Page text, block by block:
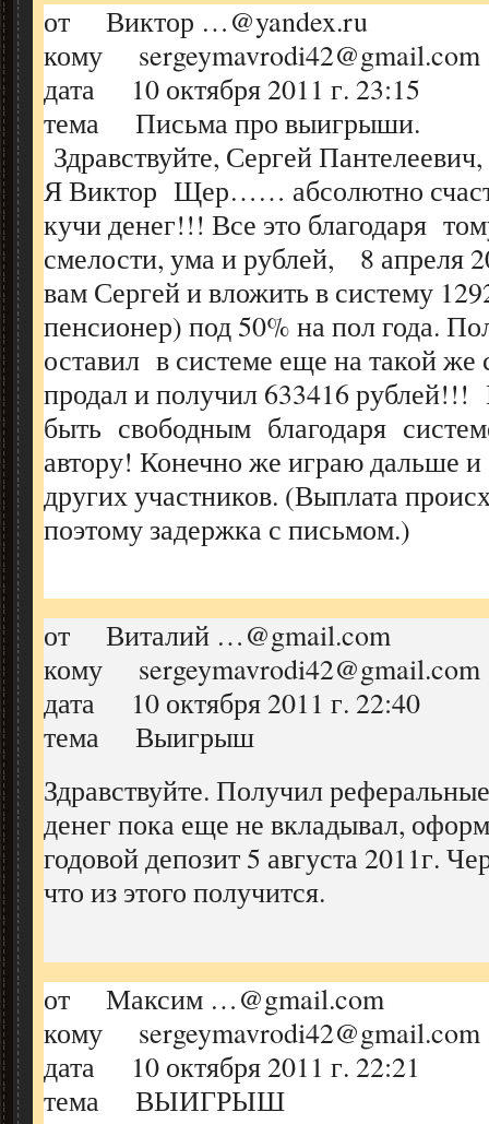
от Виктор …@yandex.ru
кому sergeymavrodi42@gmail.com
дата 10 октября 2011 г. 23:15
тема Письма про выигрыши.
Здравствуйте, Сергей Пантелеевич,
Я Виктор Щер…… абсолютно
кучи денег!!! Все это благодаря
смелости, ума и рублей, 8 апреля
вам Сергей и вложить в систему
пенсионер) под 50% на пол года.
оставил в системе еще на такой же
продал и получил 633416
быть свободным благодаря
автору! Конечно же играю дальше
других участников. (Выплата
поэтому задержка с письмом.)
от Виталий …@gmail.com
кому sergeymavrodi42@gmail.com
дата 10 октября 2011 г. 22:40
тема Выигрыш
Здравствуйте. Получил
денег пока еще не вкладывал,
годовой депозит 5 августа 2011г.
что из этого получится.
от Максим …@gmail.com
кому sergeymavrodi42@gmail.com
дата 10 октября 2011 г. 22:21
тема ВЫИГРЫШ